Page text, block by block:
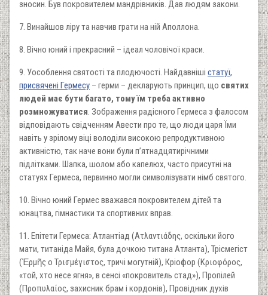
зносин. Був покровителем мандрівників. Дав людям закони.
7. Винайшов ліру та навчив грати на ній Аполлона.
8. Вічно юний і прекрасний – ідеал чоловічої краси.
9. Уособлення святості та плодючості. Найдавніші статуї,
присвячені Гермесу – герми – декларують принцип, що святих
людей має бути багато, тому їм треба активно
розмножуватися . Зображення радісного Гермеса з фалосом
відповідають свідченням Авести про те, що люди царя Їми
навіть у зрілому віці володіли високою репродуктивною
активністю, так наче вони були п’ятнадцятирічними
підлітками. Шапка, шолом або капелюх, часто присутні на
статуях Гермеса, первинно могли символізувати німб святого.
10. Вічно юний Гермес вважався покровителем дітей та
юнацтва, гімнастики та спортивних вправ.
11. Епітети Гермеса: Атлантіад (Ατλαντιάδης, оскільки його
мати, титаніда Майя, була дочкою титана Атланта), Трісмегіст
(Ἑρμῆς ο Τρισμέγιστος, тричі могутній), Кріофор (Κριοφόρος,
«той, хто несе ягня», в сенсі «покровитель стад»), Пропілей
(Προπυλαίος, захисник брам і кордонів), Провідник духів